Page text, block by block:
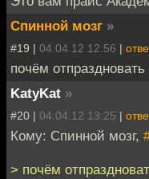
Спинной мозг »
#19 | 04.04.12 12:56 |
почём отпраздновать
KatyKat »
#20 | 04.04.12 13:25 |
Кому: Спинной мозг,
> почём